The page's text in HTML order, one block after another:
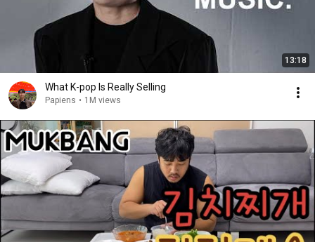
13:18
What K-pop Is Really Selling
Papiens • 1M views